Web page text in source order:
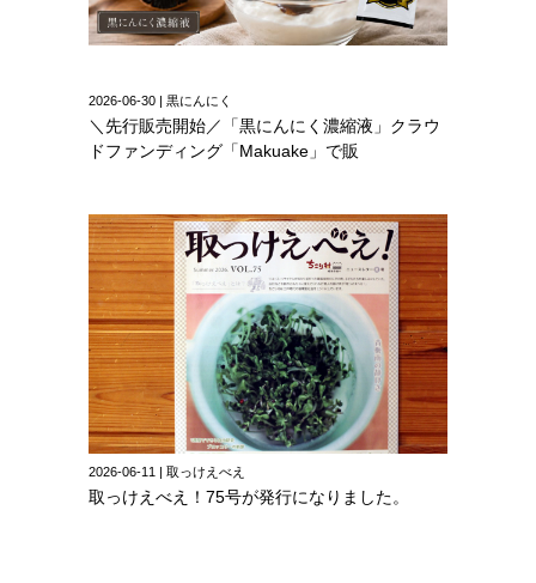
2026-06-30 | 黒にんにく
＼先行販売開始／「黒にんにく濃縮液」クラウ
ドファンディング「Makuake」で販
2026-06-11 | 取っけえべえ
取っけえべえ！75号が発行になりました。